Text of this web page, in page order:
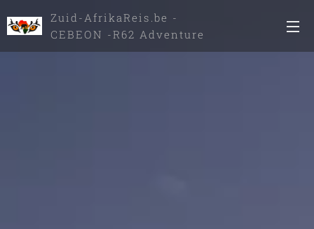
Zuid-AfrikaReis.be -
CEBEON -R62 Adventure
Tours